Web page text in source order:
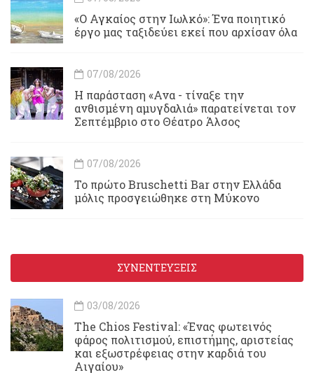
«Ο Αγκαίος στην Ιωλκό»: Ένα ποιητικό
έργο μας ταξιδεύει εκεί που αρχίσαν όλα
07/08/2026
Η παράσταση «Ανα - τίναξε την
ανθισμένη αμυγδαλιά» παρατείνεται τον
Σεπτέμβριο στο Θέατρο Άλσος
07/08/2026
Το πρώτο Bruschetti Bar στην Ελλάδα
μόλις προσγειώθηκε στη Μύκονο
ΣΥΝΕΝΤΕΥΞΕΙΣ
03/08/2026
Τhe Chios Festival: «Ένας φωτεινός
φάρος πολιτισμού, επιστήμης, αριστείας
και εξωστρέφειας στην καρδιά του
Αιγαίου»